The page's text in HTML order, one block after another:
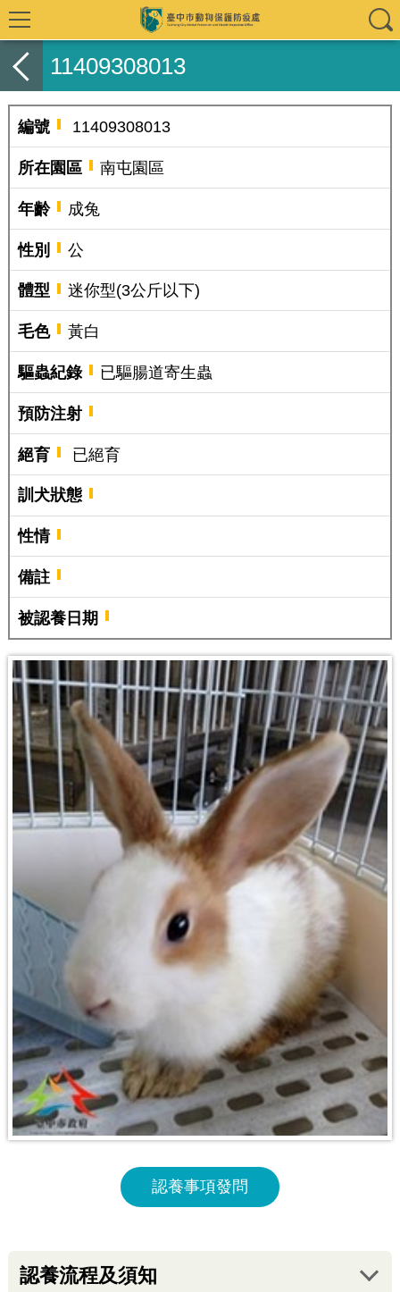
11409308013
編號 11409308013
所在園區 南屯園區
年齡 成兔
性別 公
體型 迷你型(3公斤以下)
毛色 黃白
驅蟲紀錄 已驅腸道寄生蟲
預防注射
絕育 已絕育
訓犬狀態
性情
備註
被認養日期
認養事項發問
認養流程及須知